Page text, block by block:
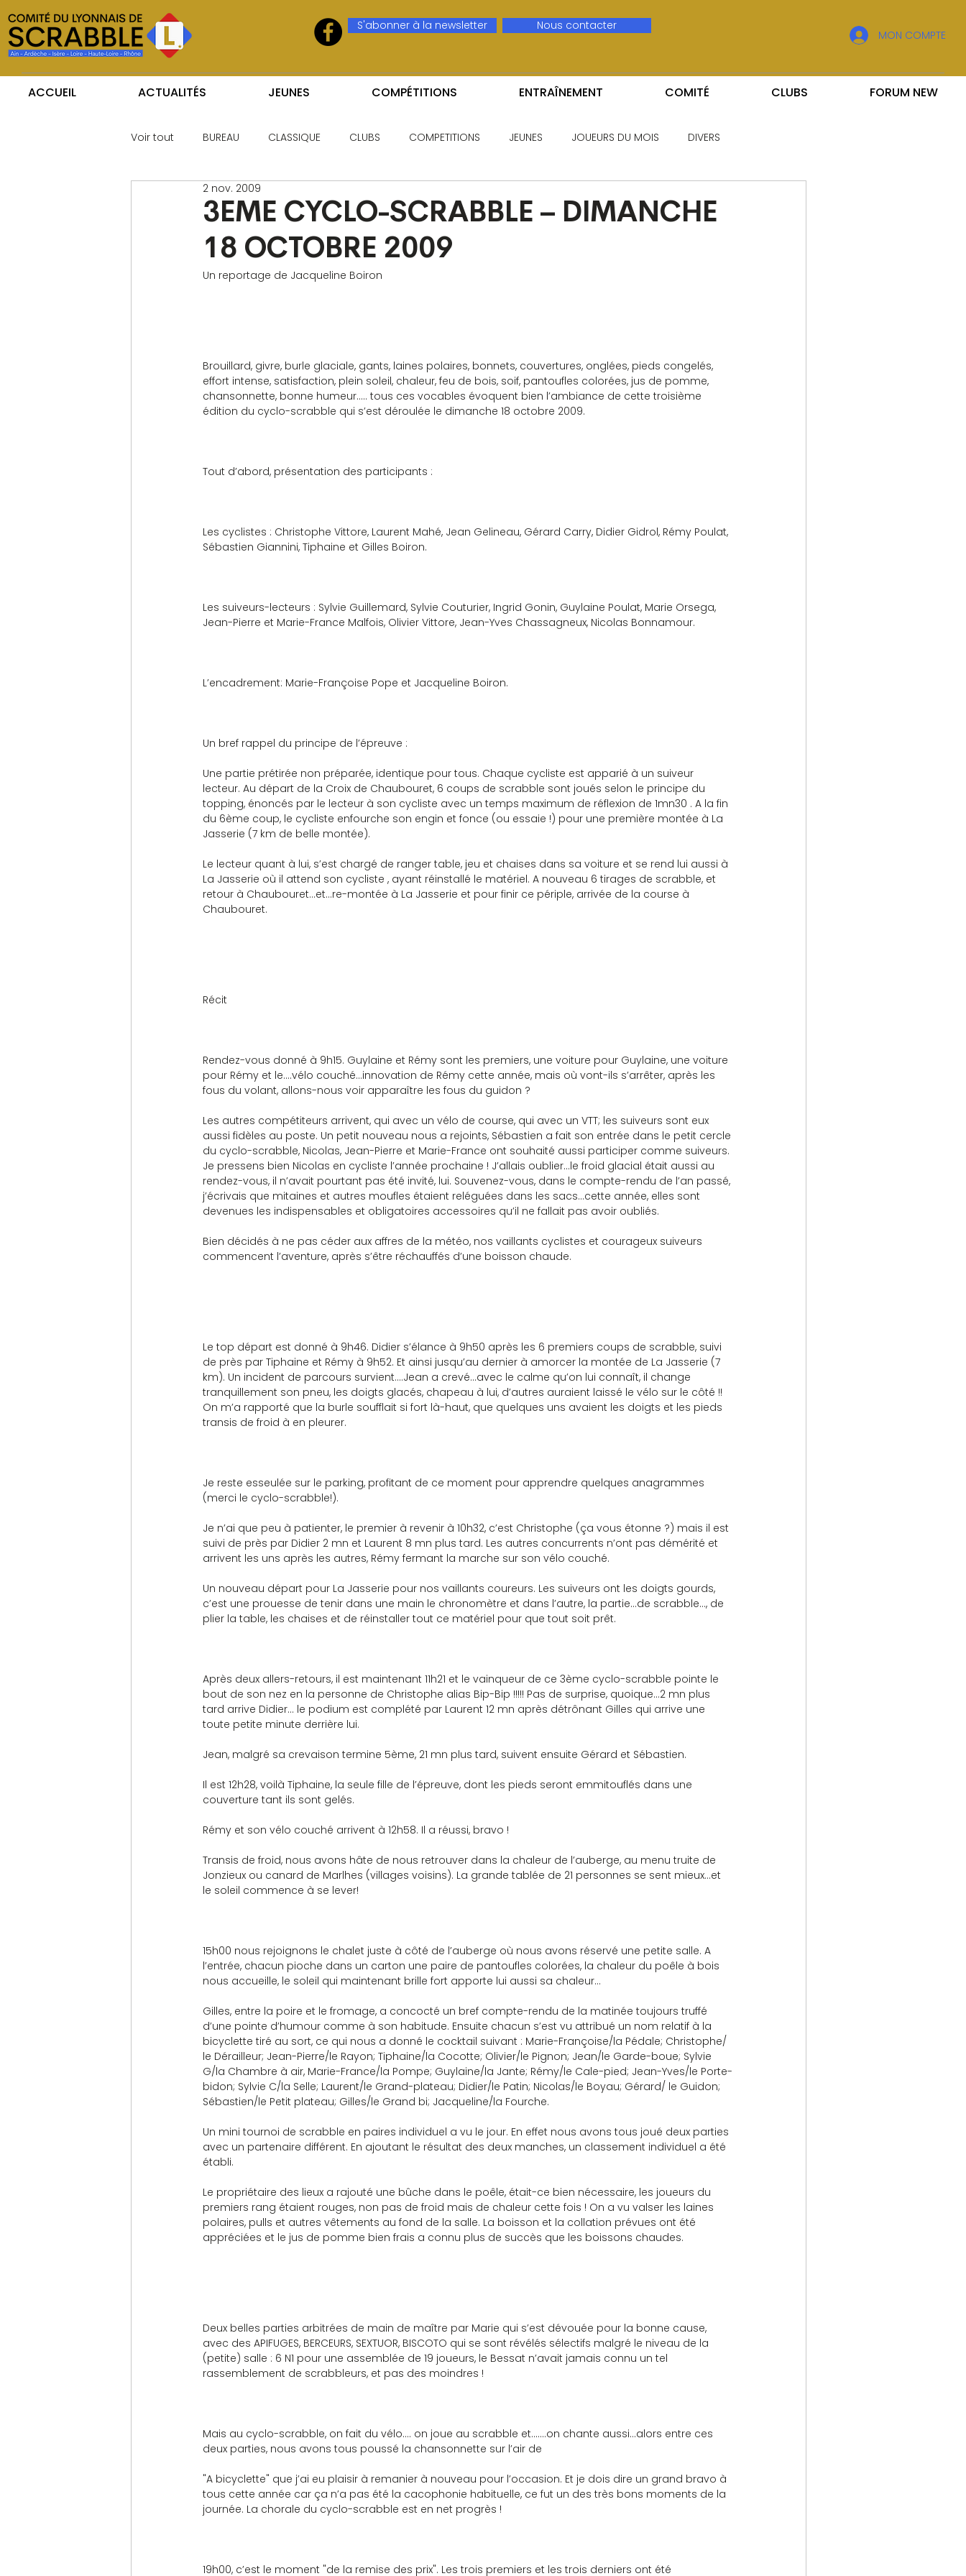
S'abonner à la newsletter Nous contacter
MON COMPTE
ACCUEIL ACTUALITÉS JEUNES COMPÉTITIONS ENTRAÎNEMENT COMITÉ CLUBS FORUM NEW
Voir tout BUREAU CLASSIQUE CLUBS COMPETITIONS JEUNES JOUEURS DU MOIS DIVERS
3EME CYCLO-SCRABBLE – DIMANCHE
18 OCTOBRE 2009
2 nov. 2009
Un reportage de Jacqueline Boiron
Brouillard, givre, burle glaciale, gants, laines polaires, bonnets, couvertures, onglées, pieds congelés,
effort intense, satisfaction, plein soleil, chaleur, feu de bois, soif, pantoufles colorées, jus de pomme,
chansonnette, bonne humeur….. tous ces vocables évoquent bien l’ambiance de cette troisième
édition du cyclo-scrabble qui s’est déroulée le dimanche 18 octobre 2009.
Tout d’abord, présentation des participants :
Les cyclistes : Christophe Vittore, Laurent Mahé, Jean Gelineau, Gérard Carry, Didier Gidrol, Rémy Poulat,
Sébastien Giannini, Tiphaine et Gilles Boiron.
Les suiveurs-lecteurs : Sylvie Guillemard, Sylvie Couturier, Ingrid Gonin, Guylaine Poulat, Marie Orsega,
Jean-Pierre et Marie-France Malfois, Olivier Vittore, Jean-Yves Chassagneux, Nicolas Bonnamour.
L’encadrement: Marie-Françoise Pope et Jacqueline Boiron.
Un bref rappel du principe de l’épreuve :
Une partie prétirée non préparée, identique pour tous. Chaque cycliste est apparié à un suiveur
lecteur. Au départ de la Croix de Chaubouret, 6 coups de scrabble sont joués selon le principe du
topping, énoncés par le lecteur à son cycliste avec un temps maximum de réflexion de 1mn30 . A la fin
du 6ème coup, le cycliste enfourche son engin et fonce (ou essaie !) pour une première montée à La
Jasserie (7 km de belle montée).
Le lecteur quant à lui, s’est chargé de ranger table, jeu et chaises dans sa voiture et se rend lui aussi à
La Jasserie où il attend son cycliste , ayant réinstallé le matériel. A nouveau 6 tirages de scrabble, et
retour à Chaubouret…et…re-montée à La Jasserie et pour finir ce périple, arrivée de la course à
Chaubouret.
Récit
Rendez-vous donné à 9h15. Guylaine et Rémy sont les premiers, une voiture pour Guylaine, une voiture
pour Rémy et le….vélo couché…innovation de Rémy cette année, mais où vont-ils s’arrêter, après les
fous du volant, allons-nous voir apparaître les fous du guidon ?
Les autres compétiteurs arrivent, qui avec un vélo de course, qui avec un VTT; les suiveurs sont eux
aussi fidèles au poste. Un petit nouveau nous a rejoints, Sébastien a fait son entrée dans le petit cercle
du cyclo-scrabble, Nicolas, Jean-Pierre et Marie-France ont souhaité aussi participer comme suiveurs.
Je pressens bien Nicolas en cycliste l’année prochaine ! J’allais oublier…le froid glacial était aussi au
rendez-vous, il n’avait pourtant pas été invité, lui. Souvenez-vous, dans le compte-rendu de l’an passé,
j’écrivais que mitaines et autres moufles étaient reléguées dans les sacs…cette année, elles sont
devenues les indispensables et obligatoires accessoires qu’il ne fallait pas avoir oubliés.
Bien décidés à ne pas céder aux affres de la météo, nos vaillants cyclistes et courageux suiveurs
commencent l’aventure, après s’être réchauffés d’une boisson chaude.
Le top départ est donné à 9h46. Didier s’élance à 9h50 après les 6 premiers coups de scrabble, suivi
de près par Tiphaine et Rémy à 9h52. Et ainsi jusqu’au dernier à amorcer la montée de La Jasserie (7
km). Un incident de parcours survient….Jean a crevé…avec le calme qu’on lui connaît, il change
tranquillement son pneu, les doigts glacés, chapeau à lui, d’autres auraient laissé le vélo sur le côté !!
On m’a rapporté que la burle soufflait si fort là-haut, que quelques uns avaient les doigts et les pieds
transis de froid à en pleurer.
Je reste esseulée sur le parking, profitant de ce moment pour apprendre quelques anagrammes
(merci le cyclo-scrabble!).
Je n’ai que peu à patienter, le premier à revenir à 10h32, c’est Christophe (ça vous étonne ?) mais il est
suivi de près par Didier 2 mn et Laurent 8 mn plus tard. Les autres concurrents n’ont pas démérité et
arrivent les uns après les autres, Rémy fermant la marche sur son vélo couché.
Un nouveau départ pour La Jasserie pour nos vaillants coureurs. Les suiveurs ont les doigts gourds,
c’est une prouesse de tenir dans une main le chronomètre et dans l’autre, la partie…de scrabble…, de
plier la table, les chaises et de réinstaller tout ce matériel pour que tout soit prêt.
Après deux allers-retours, il est maintenant 11h21 et le vainqueur de ce 3ème cyclo-scrabble pointe le
bout de son nez en la personne de Christophe alias Bip-Bip !!!!! Pas de surprise, quoique…2 mn plus
tard arrive Didier… le podium est complété par Laurent 12 mn après détrônant Gilles qui arrive une
toute petite minute derrière lui.
Jean, malgré sa crevaison termine 5ème, 21 mn plus tard, suivent ensuite Gérard et Sébastien.
Il est 12h28, voilà Tiphaine, la seule fille de l’épreuve, dont les pieds seront emmitouflés dans une
couverture tant ils sont gelés.
Rémy et son vélo couché arrivent à 12h58. Il a réussi, bravo !
Transis de froid, nous avons hâte de nous retrouver dans la chaleur de l’auberge, au menu truite de
Jonzieux ou canard de Marlhes (villages voisins). La grande tablée de 21 personnes se sent mieux…et
le soleil commence à se lever!
15h00 nous rejoignons le chalet juste à côté de l’auberge où nous avons réservé une petite salle. A
l’entrée, chacun pioche dans un carton une paire de pantoufles colorées, la chaleur du poêle à bois
nous accueille, le soleil qui maintenant brille fort apporte lui aussi sa chaleur…
Gilles, entre la poire et le fromage, a concocté un bref compte-rendu de la matinée toujours truffé
d’une pointe d’humour comme à son habitude. Ensuite chacun s’est vu attribué un nom relatif à la
bicyclette tiré au sort, ce qui nous a donné le cocktail suivant : Marie-Françoise/la Pédale; Christophe/
le Dérailleur; Jean-Pierre/le Rayon; Tiphaine/la Cocotte; Olivier/le Pignon; Jean/le Garde-boue; Sylvie
G/la Chambre à air, Marie-France/la Pompe; Guylaine/la Jante; Rémy/le Cale-pied; Jean-Yves/le Porte-
bidon; Sylvie C/la Selle; Laurent/le Grand-plateau; Didier/le Patin; Nicolas/le Boyau; Gérard/ le Guidon;
Sébastien/le Petit plateau; Gilles/le Grand bi; Jacqueline/la Fourche.
Un mini tournoi de scrabble en paires individuel a vu le jour. En effet nous avons tous joué deux parties
avec un partenaire différent. En ajoutant le résultat des deux manches, un classement individuel a été
établi.
Le propriétaire des lieux a rajouté une bûche dans le poêle, était-ce bien nécessaire, les joueurs du
premiers rang étaient rouges, non pas de froid mais de chaleur cette fois ! On a vu valser les laines
polaires, pulls et autres vêtements au fond de la salle. La boisson et la collation prévues ont été
appréciées et le jus de pomme bien frais a connu plus de succès que les boissons chaudes.
Deux belles parties arbitrées de main de maître par Marie qui s’est dévouée pour la bonne cause,
avec des APIFUGES, BERCEURS, SEXTUOR, BISCOTO qui se sont révélés sélectifs malgré le niveau de la
(petite) salle : 6 N1 pour une assemblée de 19 joueurs, le Bessat n’avait jamais connu un tel
rassemblement de scrabbleurs, et pas des moindres !
Mais au cyclo-scrabble, on fait du vélo…. on joue au scrabble et…….on chante aussi…alors entre ces
deux parties, nous avons tous poussé la chansonnette sur l’air de
"A bicyclette" que j’ai eu plaisir à remanier à nouveau pour l’occasion. Et je dois dire un grand bravo à
tous cette année car ça n’a pas été la cacophonie habituelle, ce fut un des très bons moments de la
journée. La chorale du cyclo-scrabble est en net progrès !
19h00, c’est le moment "de la remise des prix". Les trois premiers et les trois derniers ont été